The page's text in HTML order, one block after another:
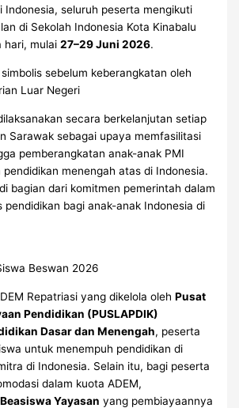
Indonesia, seluruh peserta mengikuti
di Sekolah Indonesia Kota Kinabalu
hari, mulai27–29 Juni 2026.
sebelum keberangkatan oleh
Luar Negeri
secara berkelanjutan setiap
Sarawak sebagai upaya memfasilitasi
pemberangkatan anak-anak PMI
menengah atas di Indonesia.
bagian dari komitmen pemerintah dalam
pendidikan bagi anak-anak Indonesia di
Beswan 2026
Repatriasi yang dikelola olehPusat
Pendidikan (PUSLAPDIK)
Dasar dan Menengah, peserta
untuk menempuh pendidikan di
di Indonesia. Selain itu, bagi peserta
dalam kuota ADEM,
Yayasan yang pembiayaannya